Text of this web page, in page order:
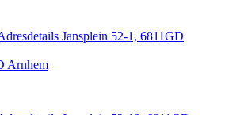
Jansplein 52-1, 6811GD
Arnhem